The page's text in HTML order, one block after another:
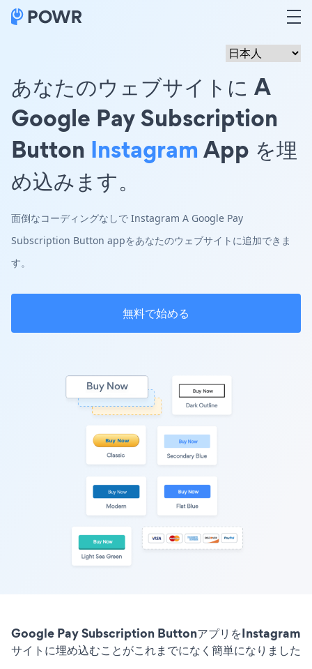
あなたのウェブサイトに A
Google Pay Subscription
Button InstagramApp を埋
め込みます。
面倒なコーディングなしで Instagram A Google Pay
Subscription Button appをあなたのウェブサイトに追加できま
す。
無料で始める
Google Pay Subscription ButtonアプリをInstagram
サイトに埋め込むことがこれまでになく簡単になりました